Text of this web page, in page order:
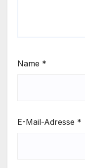
Name *
E-Mail-Adresse *